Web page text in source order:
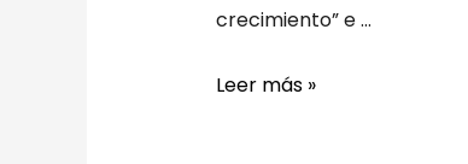
crecimiento” e …
Leer más »